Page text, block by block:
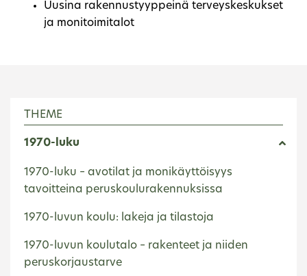
Uusina rakennustyyppeinä terveyskeskukset
ja monitoimitalot
THEME
1970-luku
1970-luku – avotilat ja monikäyttöisyys
tavoitteina peruskoulurakennuksissa
1970-luvun koulu: lakeja ja tilastoja
1970-luvun koulutalo – rakenteet ja niiden
peruskorjaustarve